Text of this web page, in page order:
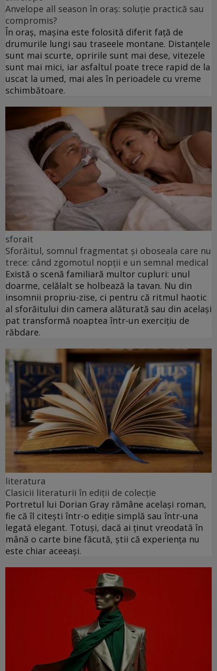
Anvelope all season în oraș: soluție practică sau
compromis?
În oraș, mașina este folosită diferit față de
drumurile lungi sau traseele montane. Distanțele
sunt mai scurte, opririle sunt mai dese, vitezele
sunt mai mici, iar asfaltul poate trece rapid de la
uscat la umed, mai ales în perioadele cu vreme
schimbătoare.
sforait
Sforăitul, somnul fragmentat și oboseala care nu
trece: când zgomotul nopții e un semnal medical
Există o scenă familiară multor cupluri: unul
doarme, celălalt se holbează la tavan. Nu din
insomnii propriu-zise, ci pentru că ritmul haotic
al sforăitului din camera alăturată sau din același
pat transformă noaptea într-un exercițiu de
răbdare.
literatura
Clasicii literaturii în ediții de colecție
Portretul lui Dorian Gray rămâne același roman,
fie că îl citești într-o ediție simplă sau într-una
legată elegant. Totuși, dacă ai ținut vreodată în
mână o carte bine făcută, știi că experiența nu
este chiar aceeași.